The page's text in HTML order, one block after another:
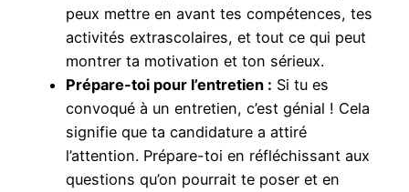
peux mettre en avant tes compétences, tes
activités extrascolaires, et tout ce qui peut
montrer ta motivation et ton sérieux.
Prépare-toi pour l’entretien : Si tu es
convoqué à un entretien, c’est génial ! Cela
signifie que ta candidature a attiré
l’attention. Prépare-toi en réfléchissant aux
questions qu’on pourrait te poser et en